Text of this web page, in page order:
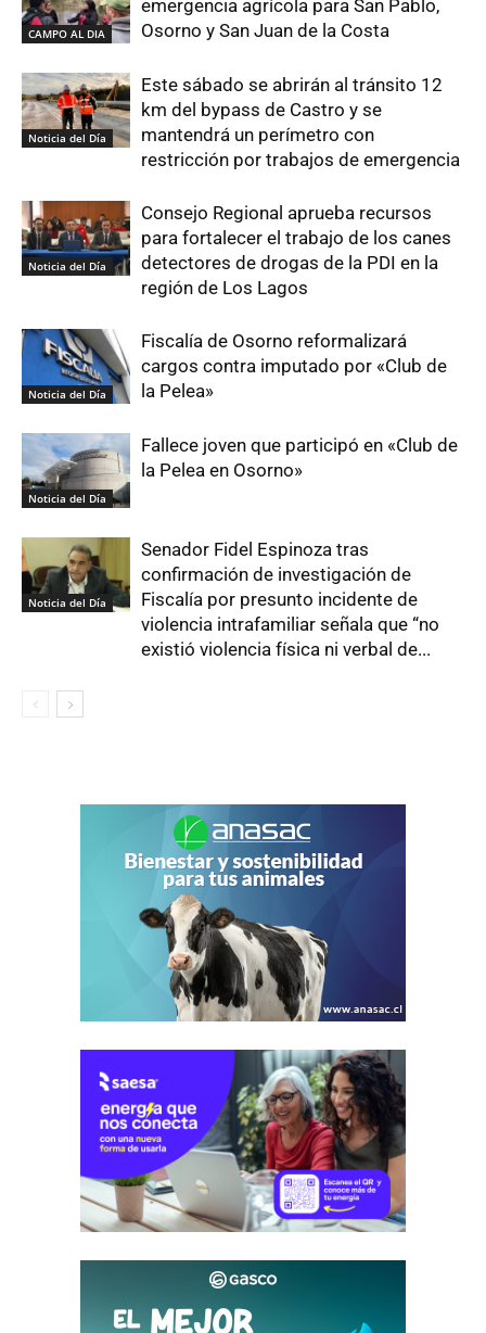
CAMPO AL DIA
emergencia agrícola para San Pablo,
Osorno y San Juan de la Costa
Noticia del Día
Este sábado se abrirán al tránsito 12
km del bypass de Castro y se
mantendrá un perímetro con
restricción por trabajos de emergencia
Noticia del Día
Consejo Regional aprueba recursos
para fortalecer el trabajo de los canes
detectores de drogas de la PDI en la
región de Los Lagos
Noticia del Día
Fiscalía de Osorno reformalizará
cargos contra imputado por «Club de
la Pelea»
Noticia del Día
Fallece joven que participó en «Club de
la Pelea en Osorno»
Noticia del Día
Senador Fidel Espinoza tras
confirmación de investigación de
Fiscalía por presunto incidente de
violencia intrafamiliar señala que “no
existió violencia física ni verbal de...